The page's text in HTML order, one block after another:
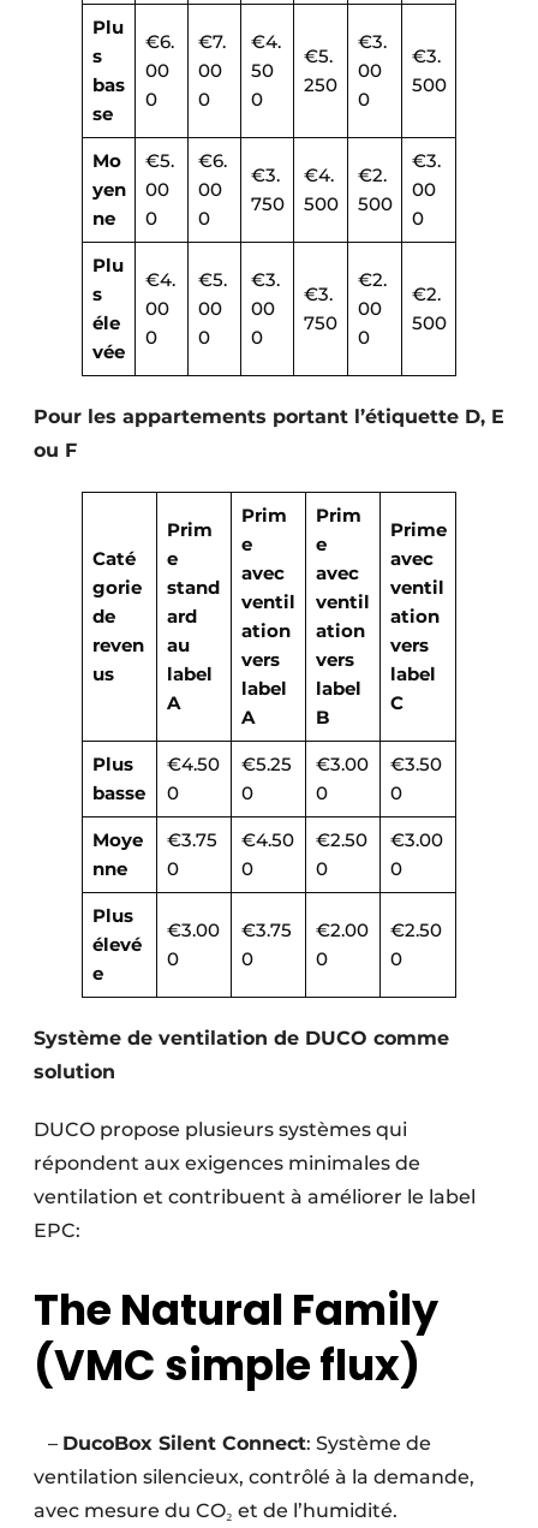
Plu
s
bas
se
€6.
00
0
€7.
00
0
€4.
50
0
€5.
250
€3.
00
0
€3.
500
Mo
yen
ne
€5.
00
0
€6.
00
0
€3.
750
€4.
500
€2.
500
€3.
00
0
Plu
s
éle
vée
€4.
00
0
€5.
00
0
€3.
00
0
€3.
750
€2.
00
0
€2.
500
Pour les appartements portant l’étiquette D, E
ou F
Caté
gorie
de
reven
us
Prim
e
stand
ard
au
label
A
Prim
e
avec
ventil
ation
vers
label
A
Prim
e
avec
ventil
ation
vers
label
B
Prime
avec
ventil
ation
vers
label
C
Plus
basse
€4.50
0
€5.25
0
€3.00
0
€3.50
0
Moye
nne
€3.75
0
€4.50
0
€2.50
0
€3.00
0
Plus
élevé
e
€3.00
0
€3.75
0
€2.00
0
€2.50
0
Système de ventilation de DUCO comme
solution
DUCO propose plusieurs systèmes qui
répondent aux exigences minimales de
ventilation et contribuent à améliorer le label
EPC:
The Natural Family
(VMC simple flux)
– DucoBox Silent Connect: Système de
ventilation silencieux, contrôlé à la demande,
avec mesure du CO₂ et de l’humidité.